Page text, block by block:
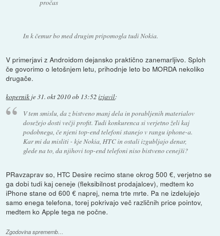
pročas
In k čemur bo med drugim pripomogla tudi Nokia.
V primerjavi z Androidom dejansko praktično zanemarljivo. Sploh
če govorimo o letošnjem letu, prihodnje leto bo MORDA nekoliko
drugače.
kopernik je31. okt 2010 ob 13:52 izjavil:
V tem smislu, da z bistveno manj dela in porabljenih materialov
dosežejo dosti večji profit. Tudi konkurenca si verjetno želi kaj
podobnega, če njeni top-end telefoni stanejo v rangu iphone-a.
Kar mi da misliti - kje Nokia, HTC in ostali izgubljajo denar,
glede na to, da njihovi top-end telefoni niso bistveno cenejši?
PRavzaprav so, HTC Desire recimo stane okrog 500 €, verjetno se
ga dobi tudi kaj ceneje (fleksibilnost prodajalcev), medtem ko
iPhone stane od 600 € naprej, nema trte mrte. Pa ne izdelujejo
samo enega telefona, torej pokrivajo več različnih price pointov,
medtem ko Apple tega ne počne.
Zgodovina sprememb…